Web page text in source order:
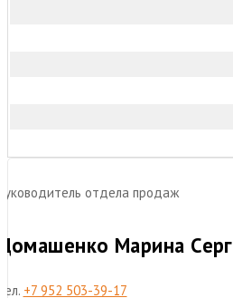
отдела продаж
Марина
+7 952 503-39-17